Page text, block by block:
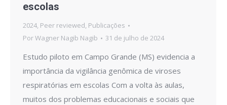
escolas
2024, Peer reviewed, Publicações
PorWagner Nagib Nagib 31 de julho de 2024
Estudo piloto em Campo Grande (MS) evidencia a
importância da vigilância genômica de viroses
respiratórias em escolas Com a volta às aulas,
muitos dos problemas educacionais e sociais que